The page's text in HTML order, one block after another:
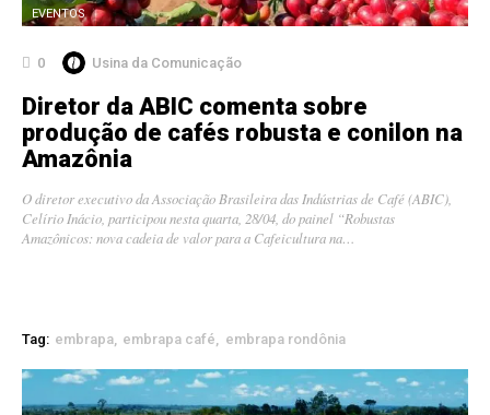
EVENTOS
0 Usina da Comunicação
Diretor da ABIC comenta sobre
produção de cafés robusta e conilon na
Amazônia
O diretor executivo da Associação Brasileira das Indústrias de Café (ABIC),
Celírio Inácio, participou nesta quarta, 28/04, do painel “Robustas
Amazônicos: nova cadeia de valor para a Cafeicultura na…
Tag: embrapa embrapa café embrapa rondônia